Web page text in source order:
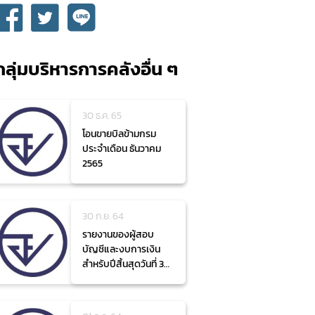
มบริหารการคลังอื่น ๆ
30 ธ.ค. 65
โอนขายบิลข้ามกรม
ประจำเดือน ธันวาคม
2565
30 ก.ย. 64
รายงานของผู้สอบ
บัญชีและงบการเงิน
สำหรับปีสิ้นสุดวันที่ 30